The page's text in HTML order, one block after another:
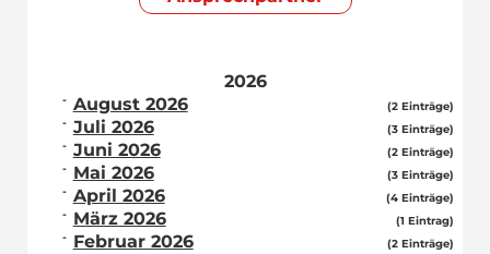
2026
August 2026
(2 Einträge)
Juli 2026 (3 Einträge)
Juni 2026 (2 Einträge)
Mai 2026 (3 Einträge)
April 2026 (4 Einträge)
März 2026 (1 Eintrag)
Februar 2026 (2 Einträge)